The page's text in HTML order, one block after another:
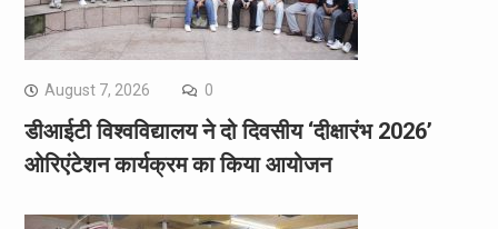
August 7, 2026 0
डीआईटी विश्वविद्यालय ने दो दिवसीय ‘दीक्षारंभ 2026’
ओरिएंटेशन कार्यक्रम का किया आयोजन